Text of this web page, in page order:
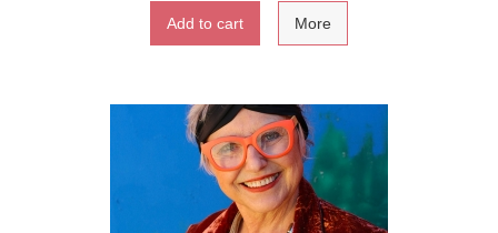
Add to cart More